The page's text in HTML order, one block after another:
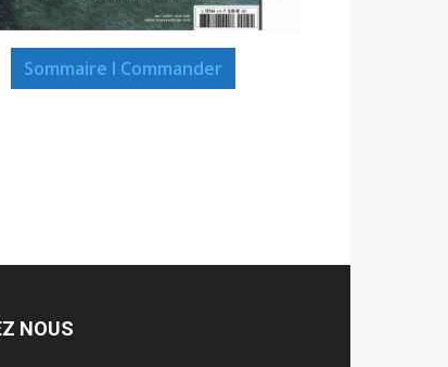
Sommaire I Commander
NOUS